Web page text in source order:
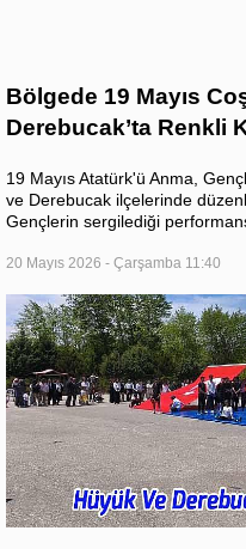
Bölgede 19 Mayıs
Derebucak’ta Renkli
19 Mayıs Atatürk'ü Anma,
ve Derebucak ilçelerinde
Gençlerin sergilediği
20 Mayıs 2026 - Çarşamba 11:40